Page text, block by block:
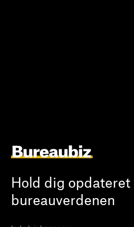
Hold dig
bureauverdenen